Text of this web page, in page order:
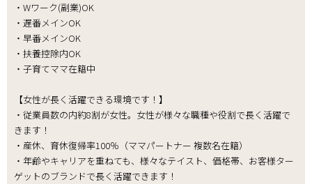
・Wワーク(副業)OK
・遅番メインOK
・早番メインOK
・扶養控除内OK
・子育てママ在籍中
【女性が長く活躍できる環境です！】
・従業員数の内約8割が女性。女性が様々な職種や役割で長く活躍で
きます！
・産休、育休復帰率100％（ママパートナー 複数名在籍）
・年齢やキャリアを重ねても、様々なテイスト、価格帯、お客様ター
ゲットのブランドで長く活躍できます！